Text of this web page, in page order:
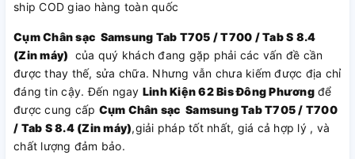
ship COD giao hàng toàn quốc
Cụm Chân sạc Samsung Tab T705 / T700 / Tab S 8.4
(Zin máy) của quý khách đang gặp phải các vấn đề cần
được thay thế, sửa chữa. Nhưng vẫn chưa kiếm được địa chỉ
đáng tin cậy. Đến ngay Linh Kiện 62 Bis Đông Phươngđể
được cung cấp Cụm Chân sạc Samsung Tab T705 / T700
/ Tab S 8.4 (Zin máy),giải pháp tốt nhất, giá cả hợp lý , và
chất lượng đảm bảo.